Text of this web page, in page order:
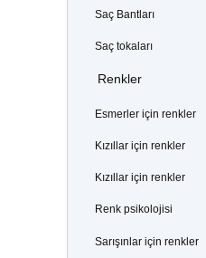
Saç Bantları
Saç tokaları
Renkler
Esmerler için renkler
Kızıllar için renkler
Kızıllar için renkler
Renk psikolojisi
Sarışınlar için renkler